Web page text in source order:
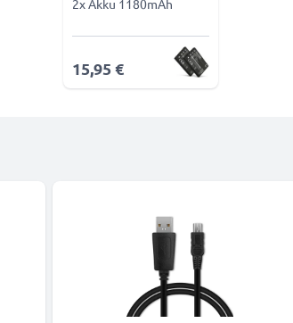
2x Akku 1180mAh
15,95 €